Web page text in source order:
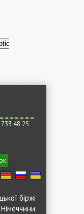
48 25
біржі
Німеччини